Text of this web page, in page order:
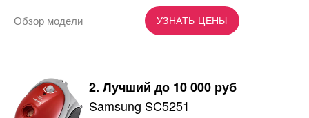
УЗНАТЬ ЦЕНЫ
Обзор модели
2. Лучший до 10 000 руб
Samsung SC5251